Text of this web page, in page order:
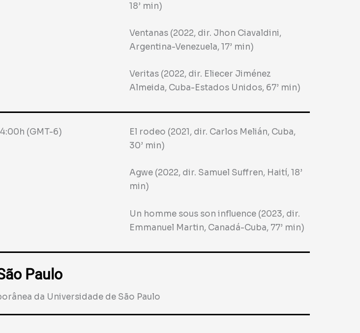
18’ min)
Ventanas (2022, dir. Jhon Ciavaldini,
Argentina-Venezuela, 17’ min)
Veritas (2022, dir. Eliecer Jiménez
Almeida, Cuba-Estados Unidos, 67’ min)
(GMT-6)
El rodeo (2021, dir. Carlos Melián, Cuba,
30’ min)
Agwe (2022, dir. Samuel Suffren, Haití, 18’
min)
Un homme sous son influence (2023, dir.
Emmanuel Martin, Canadá-Cuba, 77’ min)
Paulo
da Universidade de São Paulo